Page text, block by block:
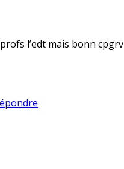
l’edt mais bonn cpgrv